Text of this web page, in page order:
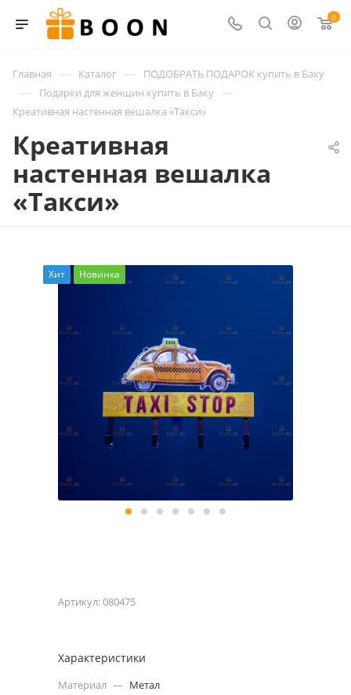
0
Главная — Каталог — ПОДОБРАТЬ ПОДАРОК купить в Баку
— Подарки для женщин купить в Баку —
Креативная настенная вешалка «Такси»
Креативная
настенная вешалка
«Такси»
Хит Новинка
Артикул:080475
Характеристики
Материал — Метал